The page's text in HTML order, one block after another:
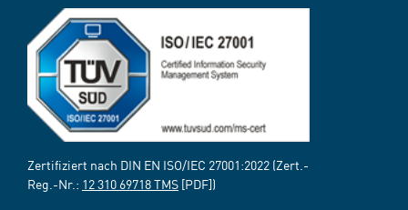
Zertifiziert nach DIN EN ISO/IEC 27001:2022 (Zert.-
Reg.-Nr.: 12 310 69718 TMS [PDF])